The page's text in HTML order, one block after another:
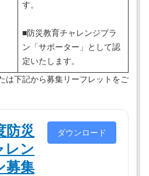
す。
■防災教育チャレンジプラ
ン「サポーター」として認
定いたします。
は下記から募集リーフレットをご
防災
レン
募集
ダウンロード